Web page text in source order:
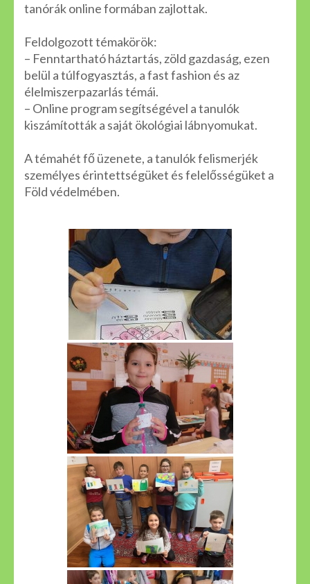
tanórák online formában zajlottak.
Feldolgozott témakörök:
– Fenntartható háztartás, zöld gazdaság, ezen
belül a túlfogyasztás, a fast fashion és az
élelmiszerpazarlás témái.
– Online program segítségével a tanulók
kiszámították a saját ökológiai lábnyomukat.
A témahét fő üzenete, a tanulók felismerjék
személyes érintettségüket és felelősségüket a
Föld védelmében.